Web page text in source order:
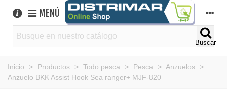
MENÚ
Buscar
Inicio > Productos > Todo pesca > Pesca > Anzuelos
>
Anzuelo BKK Assist Hook Sea ranger+ MJF-820